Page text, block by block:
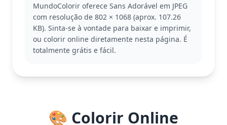
outras páginas de personagens que você pode
gostar!
Esta página é fácil e boa para crianças a partir de 3
anos. Planeje cerca de 15 a 30 minutos para colorir.
MundoColorir oferece Sans Adorável em JPEG
com resolução de 802 × 1068 (aprox. 107.26
KB). Sinta-se à vontade para baixar e imprimir,
ou colorir online diretamente nesta página. É
totalmente grátis e fácil.
🎨 Colorir Online